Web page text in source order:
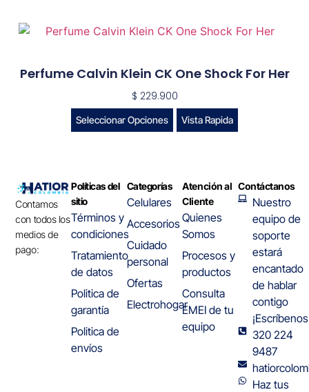
Perfume Calvin Klein CK One Shock For Her
$ 229.900
Seleccionar Opciones Vista Rapida
Contamos
con todos los
medios de
pago:
Políticas del
sitio
Términos y
condiciones
Tratamiento
de datos
Politica de
garantía
Politica de
envíos
Categorías
Celulares
Accesorios
Cuidado
personal
Ofertas
Electrohogar
Atención al
Cliente
Quienes
Somos
Procesos y
productos
Consulta
EMEI de tu
equipo
Contáctanos
Nuestro
equipo de
soporte
estará
encantado
de hablar
contigo
320 224
9487
Haz tus